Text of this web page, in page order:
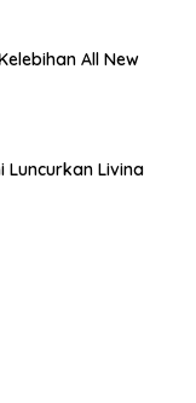
All New
Luncurkan Livina